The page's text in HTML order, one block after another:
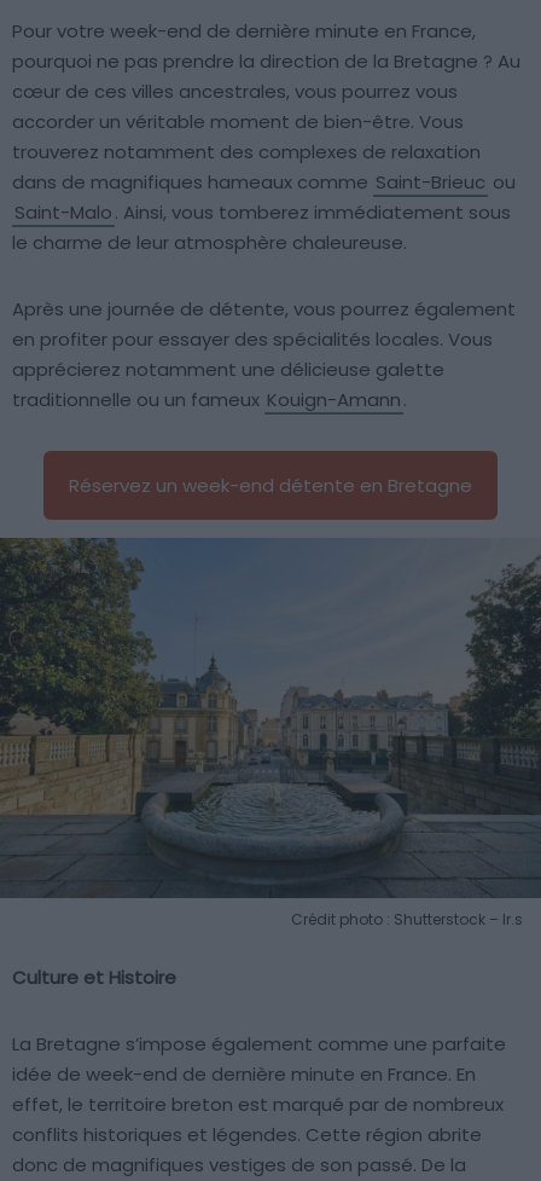
Pour votre week-end de dernière minute en France,
pourquoi ne pas prendre la direction de la Bretagne ? Au
cœur de ces villes ancestrales, vous pourrez vous
accorder un véritable moment de bien-être. Vous
trouverez notamment des complexes de relaxation
dans de magnifiques hameaux comme Saint-Brieuc ou
Saint-Malo. Ainsi, vous tomberez immédiatement sous
le charme de leur atmosphère chaleureuse.
Après une journée de détente, vous pourrez également
en profiter pour essayer des spécialités locales. Vous
apprécierez notamment une délicieuse galette
traditionnelle ou un fameux Kouign-Amann.
Réservez un week-end détente en Bretagne
Crédit photo : Shutterstock – lr.s
Culture et Histoire
La Bretagne s’impose également comme une parfaite
idée de week-end de dernière minute en France. En
effet, le territoire breton est marqué par de nombreux
conflits historiques et légendes. Cette région abrite
donc de magnifiques vestiges de son passé. De la